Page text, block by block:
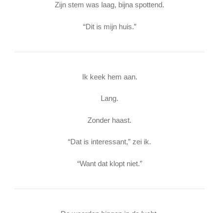
Zijn stem was laag, bijna spottend.
“Dit is mijn huis.”
Ik keek hem aan.
Lang.
Zonder haast.
“Dat is interessant,” zei ik.
“Want dat klopt niet.”